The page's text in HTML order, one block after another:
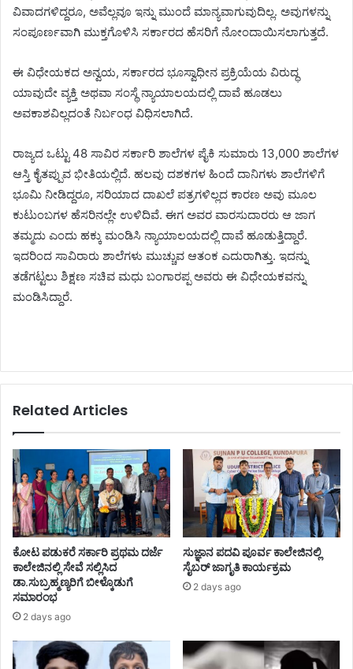
ವಿವಾದಗಳಿದ್ದರೂ, ಅವೆಲ್ಲವೂ ಇನ್ನು ಮುಂದೆ ಮಾನ್ಯವಾಗುವುದಿಲ್ಲ. ಅವುಗಳನ್ನು
ಸಂಪೂರ್ಣವಾಗಿ ಮುಕ್ತಗೊಳಿಸಿ ಸರ್ಕಾರದ ಹೆಸರಿಗೆ ನೋಂದಾಯಿಸಲಾಗುತ್ತದೆ.
ಈ ವಿಧೇಯಕದ ಅನ್ವಯ, ಸರ್ಕಾರದ ಭೂಸ್ವಾಧೀನ ಪ್ರಕ್ರಿಯೆಯ ವಿರುದ್ಧ
ಯಾವುದೇ ವ್ಯಕ್ತಿ ಅಥವಾ ಸಂಸ್ಥೆ ನ್ಯಾಯಾಲಯದಲ್ಲಿ ದಾವೆ ಹೂಡಲು
ಅವಕಾಶವಿಲ್ಲದಂತೆ ನಿರ್ಬಂಧ ವಿಧಿಸಲಾಗಿದೆ.
ರಾಜ್ಯದ ಒಟ್ಟು 48 ಸಾವಿರ ಸರ್ಕಾರಿ ಶಾಲೆಗಳ ಪೈಕಿ ಸುಮಾರು 13,000 ಶಾಲೆಗಳ
ಆಸ್ತಿ ಕೈತಪ್ಪುವ ಭೀತಿಯಲ್ಲಿದೆ. ಹಲವು ದಶಕಗಳ ಹಿಂದೆ ದಾನಿಗಳು ಶಾಲೆಗಳಿಗೆ
ಭೂಮಿ ನೀಡಿದ್ದರೂ, ಸರಿಯಾದ ದಾಖಲೆ ಪತ್ರಗಳಿಲ್ಲದ ಕಾರಣ ಅವು ಮೂಲ
ಕುಟುಂಬಗಳ ಹೆಸರಿನಲ್ಲೇ ಉಳಿದಿವೆ. ಈಗ ಅವರ ವಾರಸುದಾರರು ಆ ಜಾಗ
ತಮ್ಮದು ಎಂದು ಹಕ್ಕು ಮಂಡಿಸಿ ನ್ಯಾಯಾಲಯದಲ್ಲಿ ದಾವೆ ಹೂಡುತ್ತಿದ್ದಾರೆ.
ಇದರಿಂದ ಸಾವಿರಾರು ಶಾಲೆಗಳು ಮುಚ್ಚುವ ಆತಂಕ ಎದುರಾಗಿತ್ತು. ಇದನ್ನು
ತಡೆಗಟ್ಟಲು ಶಿಕ್ಷಣ ಸಚಿವ ಮಧು ಬಂಗಾರಪ್ಪ ಅವರು ಈ ವಿಧೇಯಕವನ್ನು
ಮಂಡಿಸಿದ್ದಾರೆ.
Related Articles
ಕೋಟ ಪಡುಕರೆ ಸರ್ಕಾರಿ ಪ್ರಥಮ ದರ್ಜೆ
ಕಾಲೇಜಿನಲ್ಲಿ ಸೇವೆ ಸಲ್ಲಿಸಿದ
ಡಾ.ಸುಬ್ರಹ್ಮಣ್ಯರಿಗೆ ಬೀಳ್ಕೊಡುಗೆ
ಸಮಾರಂಭ
2 days ago
ಸುಜ್ಞಾನ ಪದವಿ ಪೂರ್ವ ಕಾಲೇಜಿನಲ್ಲಿ
ಸೈಬರ್ ಜಾಗೃತಿ ಕಾರ್ಯಕ್ರಮ
2 days ago